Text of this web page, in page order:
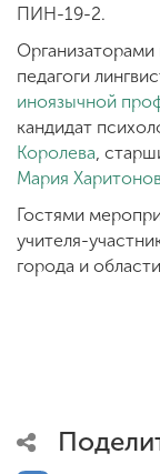
ПИН-19-2.
педагоги
иноязычной
кандидат
Королева ,
Мария
Гостями
учителя-
города и